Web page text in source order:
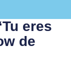
eres
de